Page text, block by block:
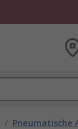
/ Pneumatische